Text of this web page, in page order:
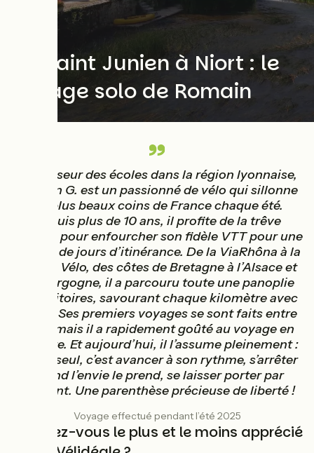
De Saint Junien à Niort : le
voyage solo de Romain
Professeur des écoles dans la région lyonnaise,
Romain G. est un passionné de vélo qui sillonne
les plus beaux coins de France chaque été.
Depuis plus de 10 ans, il profite de la trêve
estivale pour enfourcher son fidèle VTT pour une
dizaine de jours d’itinérance. De la ViaRhôna à la
Loire à Vélo, des côtes de Bretagne à l’Alsace et
la Bourgogne, il a parcouru toute une panoplie
de territoires, savourant chaque kilomètre avec
délice. Ses premiers voyages se sont faits entre
amis, mais il a rapidement goûté au voyage en
solitaire. Et aujourd’hui, il l’assume pleinement :
rouler seul, c’est avancer à son rythme, s’arrêter
quand l’envie le prend, se laisser porter par
l’instant. Une parenthèse précieuse de liberté !
Voyage effectué pendant l’été 2025
Qu'avez-vous le plus et le moins apprécié